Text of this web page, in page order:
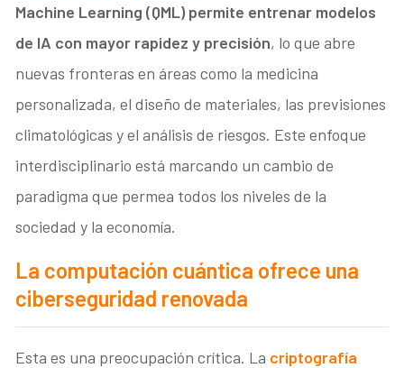
Machine Learning (QML) permite entrenar modelos
de IA con mayor rapidez y precisión, lo que abre
nuevas fronteras en áreas como la medicina
personalizada, el diseño de materiales, las previsiones
climatológicas y el análisis de riesgos. Este enfoque
interdisciplinario está marcando un cambio de
paradigma que permea todos los niveles de la
sociedad y la economía.
La computación cuántica ofrece una
ciberseguridad renovada
Esta es una preocupación crítica. La criptografía